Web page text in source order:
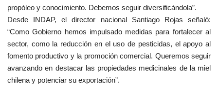
propóleo y conocimiento. Debemos seguir diversificándola”.
Desde INDAP, el director nacional Santiago Rojas señaló:
“Como Gobierno hemos impulsado medidas para fortalecer al
sector, como la reducción en el uso de pesticidas, el apoyo al
fomento productivo y la promoción comercial. Queremos seguir
avanzando en destacar las propiedades medicinales de la miel
chilena y potenciar su exportación”.